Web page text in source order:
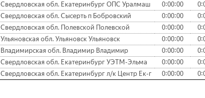
Свердловская обл. Екатеринбург ОПС Уралмаш 0:00:00
Свердловская обл. Сысерть п Бобровский 0:00:00
Свердловская обл. Полевской Полевской 0:00:00
Ульяновская обл. Ульяновск Ульяновск 0:00:00
Владимирская обл. Владимир Владимир 0:00:00
Свердловская обл. Екатеринбург УЭТМ-Эльма 0:00:00
Свердловская обл. Екатеринбург л/к Центр Ек-г 0:00:00